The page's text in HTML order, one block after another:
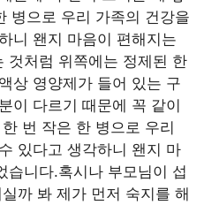
병으로 우리 가족의 건강을
니 왠지 마음이 편해지는
것처럼 위쪽에는 정제된 한
상 영양제가 들어 있는 구
이 다르기 때문에 꼭 같이
번 작은 한 병으로 우리
있다고 생각하니 왠지 마
습니다.혹시나 부모님이 섭
까 봐 제가 먼저 숙지를 해